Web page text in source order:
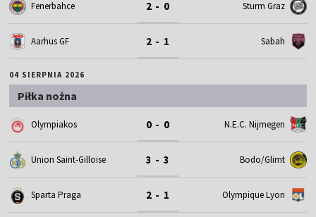
Fenerbahce 2 - 0 Sturm Graz
Aarhus GF 2 - 1 Sabah
04 SIERPNIA 2026
Piłka nożna
Olympiakos 0 - 0 N.E.C. Nijmegen
Union Saint-Gilloise 3 - 3 Bodo/Glimt
Sparta Praga 2 - 1 Olympique Lyon